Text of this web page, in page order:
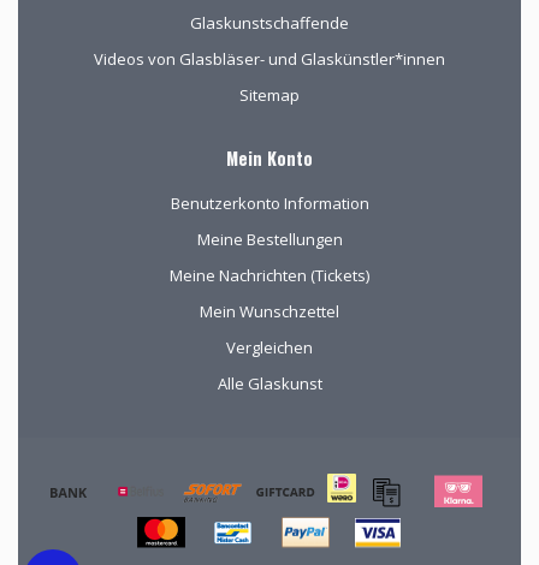
Glaskunstschaffende
Videos von Glasbläser- und Glaskünstler*innen
Sitemap
Mein Konto
Benutzerkonto Information
Meine Bestellungen
Meine Nachrichten (Tickets)
Mein Wunschzettel
Vergleichen
Alle Glaskunst